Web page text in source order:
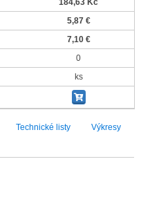
184,63 Kč
5,87 €
7,10 €
0
ks
Technické listy Výkresy